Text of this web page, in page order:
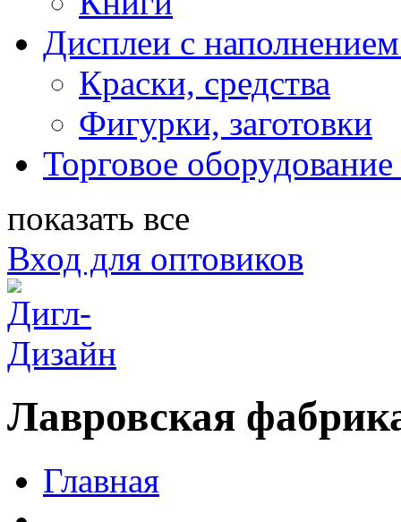
Дисплеи с
Краски, средства
Фигурки, заготовки
Торговое
показать все
Вход для оптовиков
Лавровская
Главная